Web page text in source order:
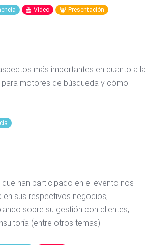
Video Presentación
más importantes en cuanto a la
motores de búsqueda y cómo
han participado en el evento nos
en sus respectivos negocios,
sobre su gestión con clientes,
(entre otros temas).